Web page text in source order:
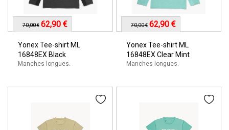
Yonex Tee-shirt ML
16848EX Black
Manches longues.
70,00 € 62,90 €
Yonex Tee-shirt ML
16848EX Clear Mint
Manches longues.
70,00 € 62,90 €